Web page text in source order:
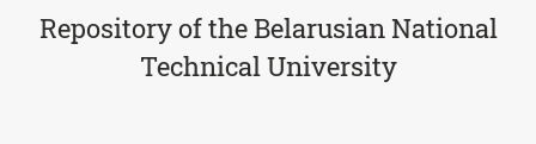
Repository of the Belarusian National
Technical University